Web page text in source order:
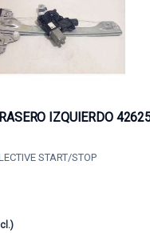
IZQUIERDO
START/STOP